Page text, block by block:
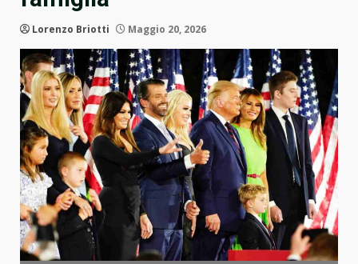
Lorenzo Briotti Maggio 20, 2026